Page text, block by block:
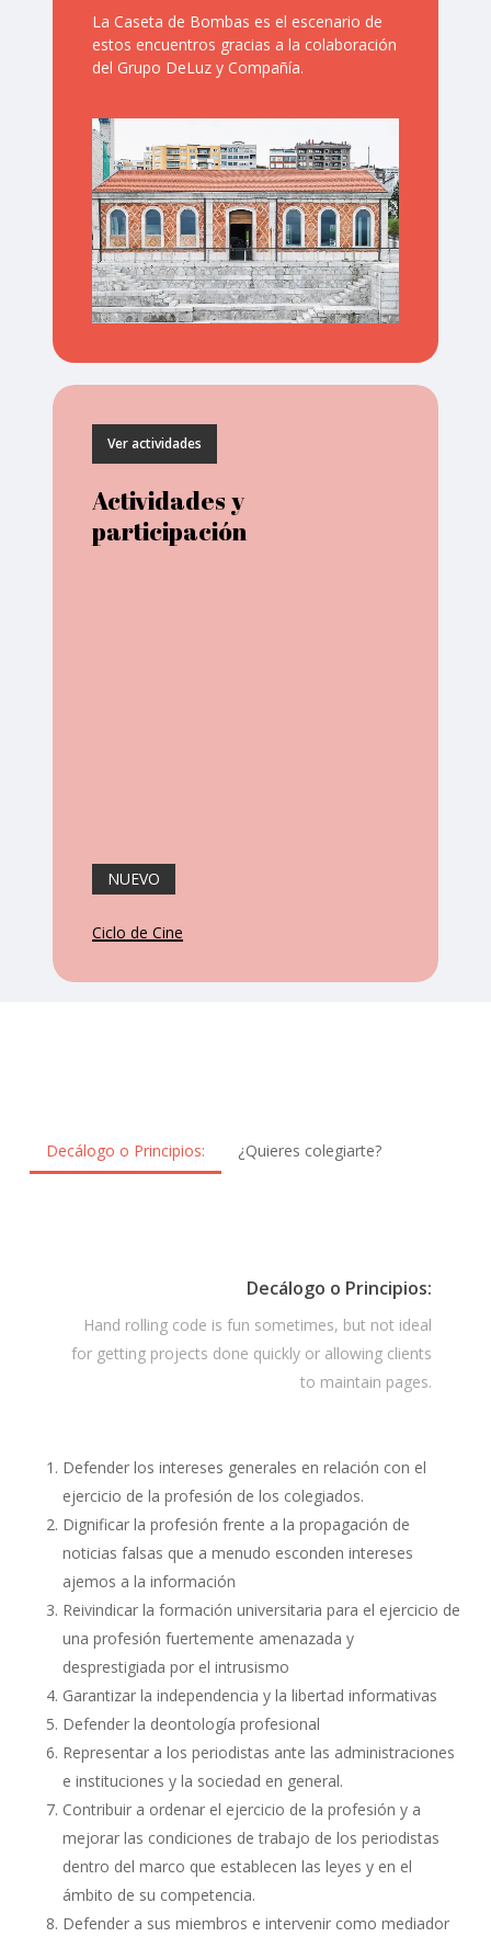
La Caseta de Bombas es el escenario de
estos encuentros gracias a la colaboración
del Grupo DeLuz y Compañía.
Ver actividades
Actividades y
participación
NUEVO
Ciclo de Cine
Decálogo o Principios: ¿Quieres colegiarte?
Decálogo o Principios:
Hand rolling code is fun sometimes, but not ideal
for getting projects done quickly or allowing clients
to maintain pages.
Defender los intereses generales en relación con el
ejercicio de la profesión de los colegiados.
Dignificar la profesión frente a la propagación de
noticias falsas que a menudo esconden intereses
ajemos a la información
Reivindicar la formación universitaria para el ejercicio de
una profesión fuertemente amenazada y
desprestigiada por el intrusismo
Garantizar la independencia y la libertad informativas
Defender la deontología profesional
Representar a los periodistas ante las administraciones
e instituciones y la sociedad en general.
Contribuir a ordenar el ejercicio de la profesión y a
mejorar las condiciones de trabajo de los periodistas
dentro del marco que establecen las leyes y en el
ámbito de su competencia.
Defender a sus miembros e intervenir como mediador